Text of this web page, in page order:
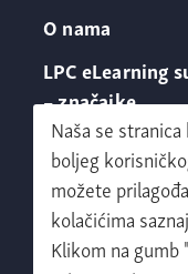
O nama
LPC eLearning
– značajke
Zatraži demo
Naša se
boljeg
možete
kolačićima
Klikom na gumb